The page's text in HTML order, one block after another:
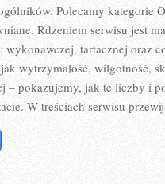
Polecamy kategorie
Rdzeniem serwisu jest
wykonawczej, tartacznej oraz
wytrzymałość, wilgotność,
– pokazujemy, jak te liczby i
W treściach serwisu